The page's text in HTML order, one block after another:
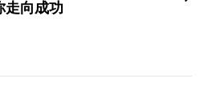
走向成功